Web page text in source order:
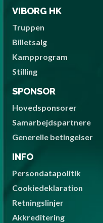
VIBORG HK
Truppen
Billetsalg
Kampprogram
Stilling
SPONSOR
Hovedsponsorer
Samarbejdspartnere
Generelle betingelser
INFO
Persondatapolitik
Cookiedeklaration
Retningslinjer
Akkreditering